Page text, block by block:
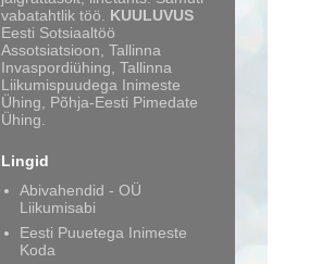
vabatahtlik töö. KUULUVUS
Eesti Sotsiaaltöö
Assotsiatsioon, Tallinna
Invaspordiühing, Tallinna
Liikumispuudega Inimeste
Ühing, Põhja-Eesti Pimedate
Ühing.
Lingid
Abivahendid - OÜ
Liikumisabi
Eesti Puuetega Inimeste
Koda